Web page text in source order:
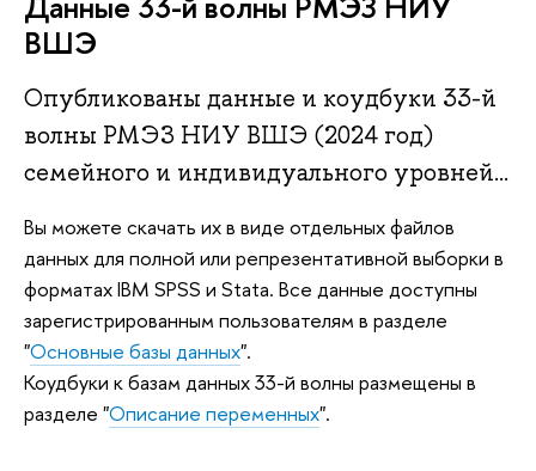
ВШЭ
Опубликованы данные и коудбуки 33-й
волны РМЭЗ НИУ ВШЭ (2024 год)
семейного и индивидуального уровней...
Вы можете скачать их в виде отдельных файлов
данных для полной или репрезентативной выборки в
форматах IBM SPSS и Stata. Все данные доступны
зарегистрированным пользователям в разделе
"Основные базы данных".
Коудбуки к базам данных 33-й волны размещены в
разделе "Описание переменных".